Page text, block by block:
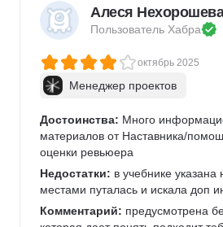
Алеся Нехорошева
Пользователь Хабра
октябрь 2025
Менеджер проектов
Достоинства: Много
материалов от Наставника/
оценки ревьюера
Недостатки: в учебнике указана
местами путалась и искала доп
Комментарий: предусмотрена